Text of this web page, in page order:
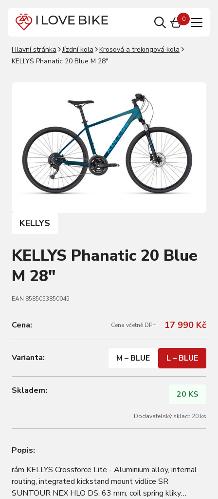
0
Hlavní stránka Jízdní kola
Krosová a trekingová kola
KELLYS Phanatic 20 Blue M 28"
KELLYS
KELLYS Phanatic 20 Blue
M 28"
EAN 8585053850045
Cena: Cena včetně DPH 17 990 Kč
Varianta: M – BLUE L – BLUE
Skladem: 20 KS
Dodavatelský sklad: 20 ks
Popis:
rám KELLYS Crossforce Lite - Aluminium alloy, internal
routing, integrated kickstand mount vidlice SR
SUNTOUR NEX HLO DS, 63 mm, coil spring kliky